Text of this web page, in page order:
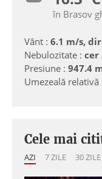
în Brasov
Vânt : 6.1 m/s,
Nebulozitate : cer
Presiune : 947.4
Umezeală relativă
Cele mai
AZI 7 ZILE 30 ZILE